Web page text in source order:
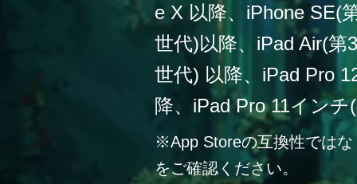
e X 以降、iPhone SE(
世代)以降、iPad Air(第
世代) 以降、iPad Pro
降、iPad Pro 11インチ
※App Storeの互換性では
をご確認ください。